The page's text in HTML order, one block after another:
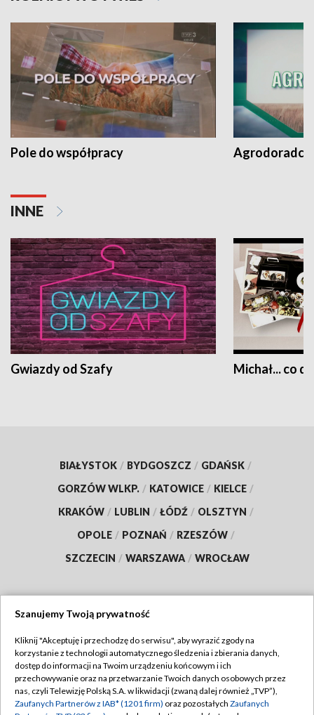
Pole do współpracy Agrodoradcy
INNE
Gwiazdy od Szafy Michał... co
BIAŁYSTOK / BYDGOSZCZ / GDAŃSK /
GORZÓW WLKP. / KATOWICE / KIELCE /
KRAKÓW / LUBLIN / ŁÓDŹ / OLSZTYN /
OPOLE / POZNAŃ / RZESZÓW /
SZCZECIN / WARSZAWA / WROCŁAW
TVP
Abonament TVP
Emisja w TVP
Regulamin TVP
Polityka prywatności
Szanujemy Twoją prywatność
Kliknij "Akceptuję i przechodzę do serwisu", aby wyrazić zgody na
korzystanie z technologii automatycznego śledzenia i zbierania danych,
dostęp do informacji na Twoim urządzeniu końcowym i ich
przechowywanie oraz na przetwarzanie Twoich danych osobowych przez
nas, czyli Telewizję Polską S.A. w likwidacji (zwaną dalej również „TVP”),
Zaufanych Partnerów z IAB* (1201 firm) oraz pozostałych Zaufanych